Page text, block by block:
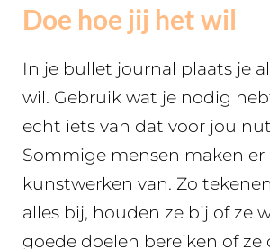
Doe hoe jij het wil
In je bullet journal plaats je
wil. Gebruik wat je nodig
echt iets van dat voor jou
Sommige mensen maken er
kunstwerken van. Zo
alles bij, houden ze bij of ze
goede doelen bereiken of ze